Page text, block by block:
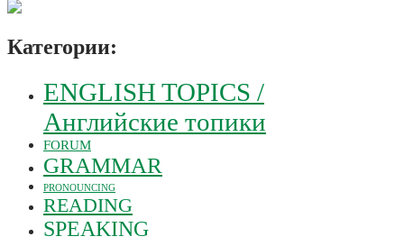
Категории:
ENGLISH TOPICS /
Английские топики
FORUM
GRAMMAR
PRONOUNCING
READING
SPEAKING